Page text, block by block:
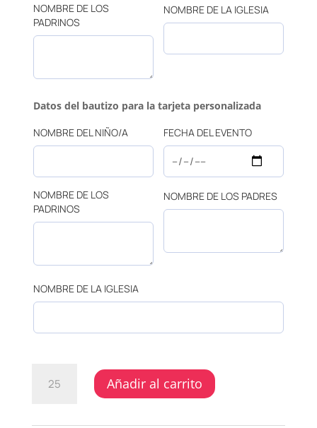
NOMBRE DE LOS
PADRINOS
NOMBRE DE LA IGLESIA
Datos del bautizo para la tarjeta personalizada
NOMBRE DEL NIÑO/A
FECHA DEL EVENTO
NOMBRE DE LOS
PADRINOS
NOMBRE DE LOS PADRES
NOMBRE DE LA IGLESIA
COMUNIÓN
Añadir al carrito